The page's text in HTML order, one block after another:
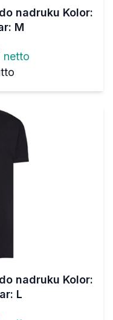
nadruku Kolor:
M
netto
nadruku Kolor:
L